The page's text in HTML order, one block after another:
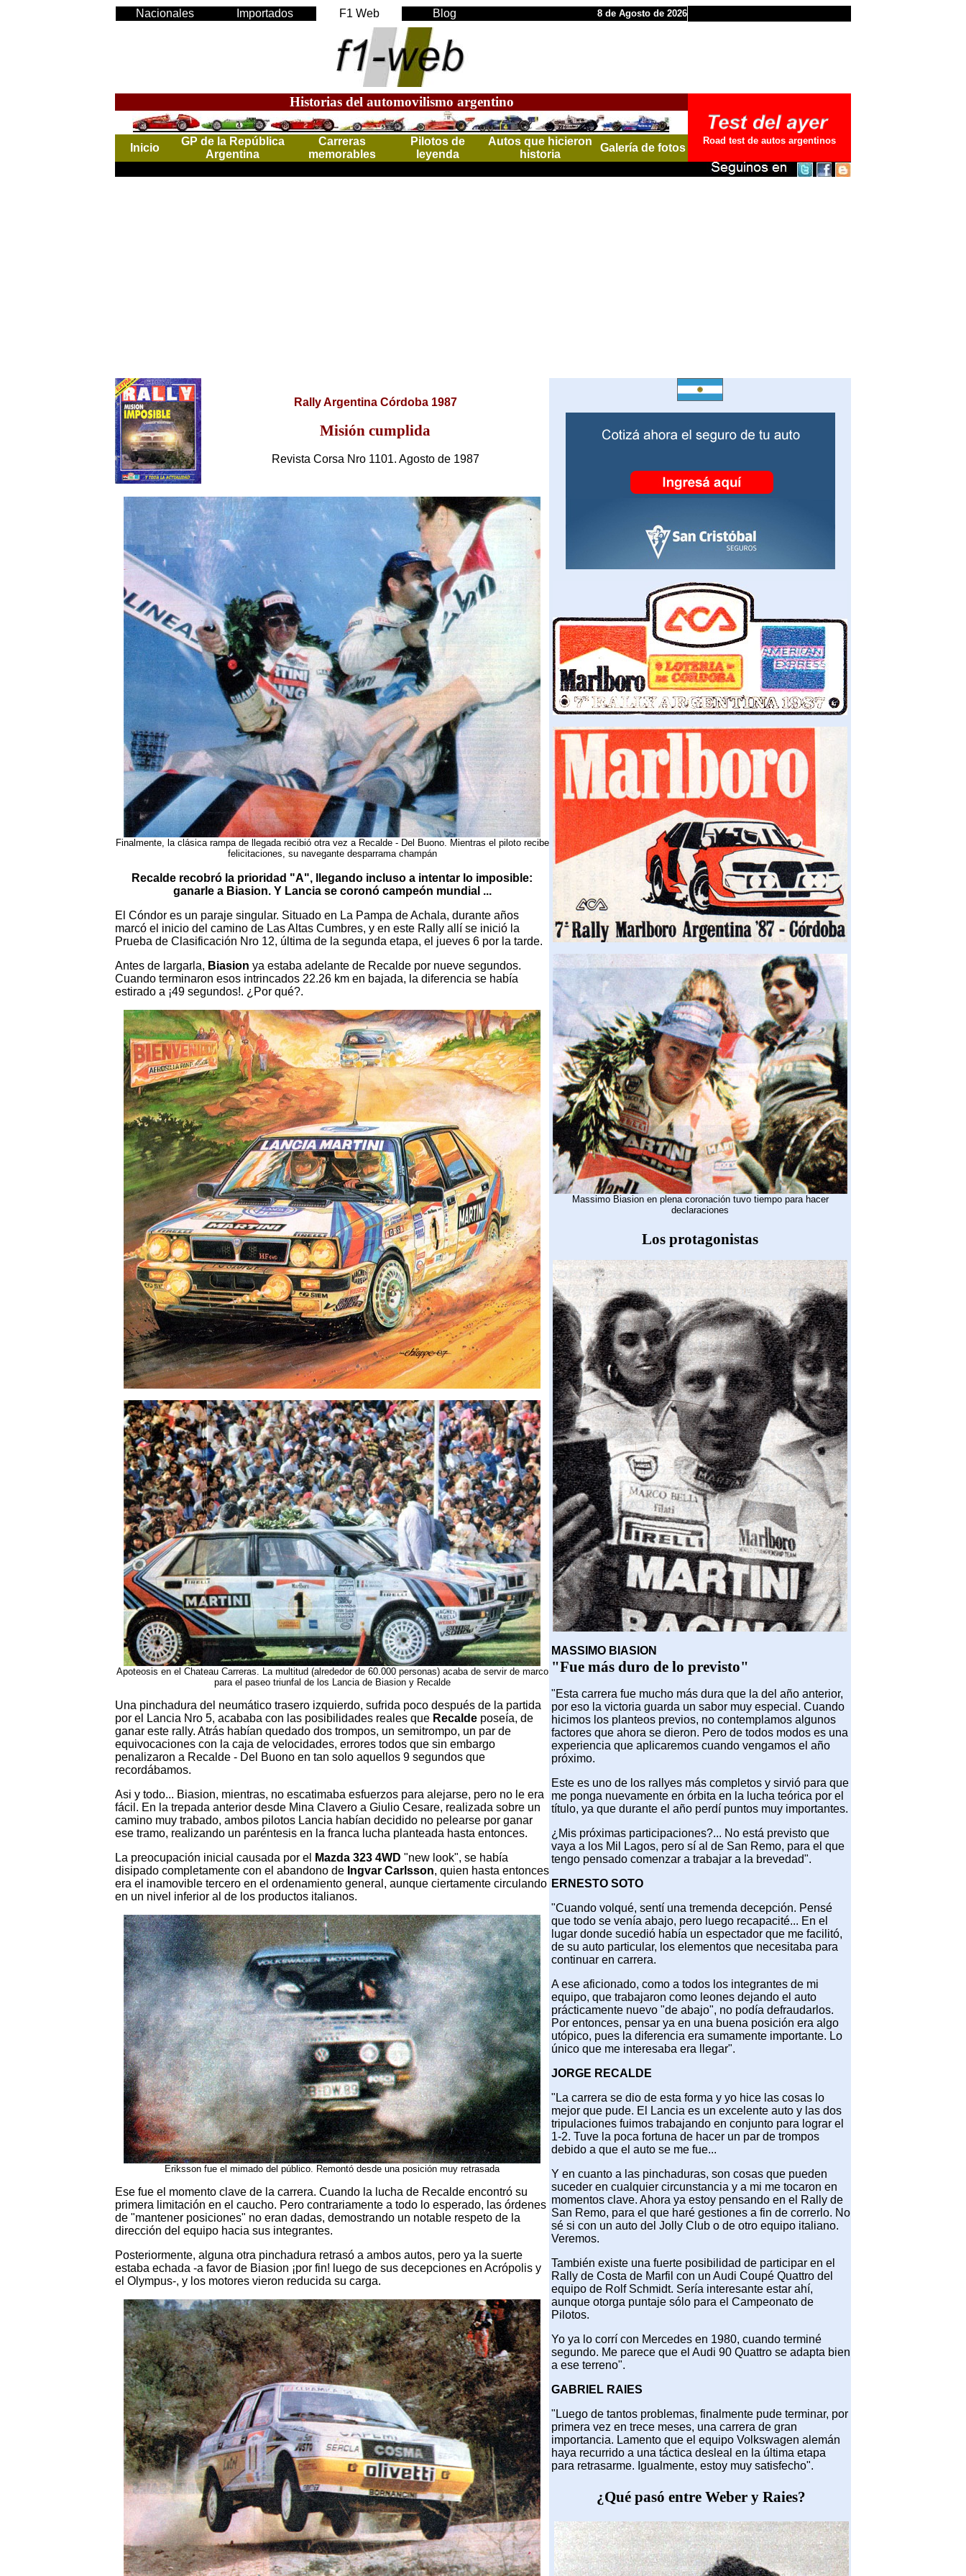
Nacionales Importados F1 Web Blog 8 de Agosto de 2026
Historias del automovilismo argentino
Road test de autos argentinos
Inicio
GP de la República
Argentina
Carreras
memorables
Pilotos de
leyenda
Autos que hicieron
historia
Galería de fotos
Rally Argentina Córdoba 1987
Misión cumplida
Revista Corsa Nro 1101. Agosto de 1987
Finalmente, la clásica rampa de llegada recibió otra vez a Recalde - Del Buono. Mientras el piloto recibe
felicitaciones, su navegante desparrama champán
Recalde recobró la prioridad "A", llegando incluso a intentar lo imposible:
ganarle a Biasion. Y Lancia se coronó campeón mundial ...
El Cóndor es un paraje singular. Situado en La Pampa de Achala, durante años
marcó el inicio del camino de Las Altas Cumbres, y en este Rally allí se inició la
Prueba de Clasificación Nro 12, última de la segunda etapa, el jueves 6 por la tarde.
Antes de largarla, Biasion ya estaba adelante de Recalde por nueve segundos.
Cuando terminaron esos intrincados 22.26 km en bajada, la diferencia se había
estirado a ¡49 segundos!. ¿Por qué?.
Apoteosis en el Chateau Carreras. La multitud (alrededor de 60.000 personas) acaba de servir de marco
para el paseo triunfal de los Lancia de Biasion y Recalde
Una pinchadura del neumático trasero izquierdo, sufrida poco después de la partida
por el Lancia Nro 5, acababa con las posibilidades reales que Recalde poseía, de
ganar este rally. Atrás habían quedado dos trompos, un semitrompo, un par de
equivocaciones con la caja de velocidades, errores todos que sin embargo
penalizaron a Recalde - Del Buono en tan solo aquellos 9 segundos que
recordábamos.
Asi y todo... Biasion, mientras, no escatimaba esfuerzos para alejarse, pero no le era
fácil. En la trepada anterior desde Mina Clavero a Giulio Cesare, realizada sobre un
camino muy trabado, ambos pilotos Lancia habían decidido no pelearse por ganar
ese tramo, realizando un paréntesis en la franca lucha planteada hasta entonces.
La preocupación inicial causada por el
Mazda 323 4WD "new look", se había
disipado completamente con el abandono de Ingvar Carlsson, quien hasta entonces
era el inamovible tercero en el ordenamiento general, aunque ciertamente circulando
en un nivel inferior al de los productos italianos.
Eriksson fue el mimado del público. Remontó desde una posición muy retrasada
Ese fue el momento clave de la carrera. Cuando la lucha de Recalde encontró su
primera limitación en el caucho. Pero contrariamente a todo lo esperado, las órdenes
de "mantener posiciones" no eran dadas, demostrando un notable respeto de la
dirección del equipo hacia sus integrantes.
Posteriormente, alguna otra pinchadura retrasó a ambos autos, pero ya la suerte
estaba echada -a favor de Biasion ¡por fin! luego de sus decepciones en Acrópolis y
el Olympus-, y los motores vieron reducida su carga.
Massimo Biasion en plena coronación tuvo tiempo para hacer
declaraciones
Los protagonistas
MASSIMO BIASION
"Fue más duro de lo previsto"
"Esta carrera fue mucho más dura que la del año anterior,
por eso la victoria guarda un sabor muy especial. Cuando
hicimos los planteos previos, no contemplamos algunos
factores que ahora se dieron. Pero de todos modos es una
experiencia que aplicaremos cuando vengamos el año
próximo.
Este es uno de los rallyes más completos y sirvió para que
me ponga nuevamente en órbita en la lucha teórica por el
título, ya que durante el año perdí puntos muy importantes.
¿Mis próximas participaciones?... No está previsto que
vaya a los Mil Lagos, pero sí al de San Remo, para el que
tengo pensado comenzar a trabajar a la brevedad".
ERNESTO SOTO
"Cuando volqué, sentí una tremenda decepción. Pensé
que todo se venía abajo, pero luego recapacité... En el
lugar donde sucedió había un espectador que me facilitó,
de su auto particular, los elementos que necesitaba para
continuar en carrera.
A ese aficionado, como a todos los integrantes de mi
equipo, que trabajaron como leones dejando el auto
prácticamente nuevo "de abajo", no podía defraudarlos.
Por entonces, pensar ya en una buena posición era algo
utópico, pues la diferencia era sumamente importante. Lo
único que me interesaba era llegar".
JORGE RECALDE
"La carrera se dio de esta forma y yo hice las cosas lo
mejor que pude. El Lancia es un excelente auto y las dos
tripulaciones fuimos trabajando en conjunto para lograr el
1-2. Tuve la poca fortuna de hacer un par de trompos
debido a que el auto se me fue...
Y en cuanto a las pinchaduras, son cosas que pueden
suceder en cualquier circunstancia y a mi me tocaron en
momentos clave. Ahora ya estoy pensando en el Rally de
San Remo, para el que haré gestiones a fin de correrlo. No
sé si con un auto del Jolly Club o de otro equipo italiano.
Veremos.
También existe una fuerte posibilidad de participar en el
Rally de Costa de Marfil con un Audi Coupé Quattro del
equipo de Rolf Schmidt. Sería interesante estar ahí,
aunque otorga puntaje sólo para el Campeonato de
Pilotos.
Yo ya lo corrí con Mercedes en 1980, cuando terminé
segundo. Me parece que el Audi 90 Quattro se adapta bien
a ese terreno".
GABRIEL RAIES
"Luego de tantos problemas, finalmente pude terminar, por
primera vez en trece meses, una carrera de gran
importancia. Lamento que el equipo Volkswagen alemán
haya recurrido a una táctica desleal en la última etapa
para retrasarme. Igualmente, estoy muy satisfecho".
¿Qué pasó entre Weber y Raies?